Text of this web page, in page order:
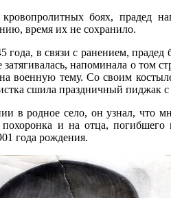
боях, прадед
время их не сохранило.
года, в связи с ранением,
затягивалась, напоминала о том
военную тему. Со своим
сшила праздничный пиджак
в родное село, он узнал, что
и на отца,
года рождения.